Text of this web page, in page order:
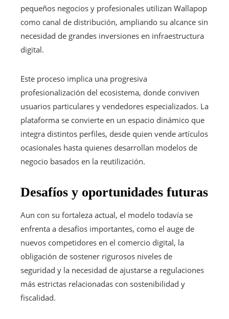
pequeños negocios y profesionales utilizan Wallapop
como canal de distribución, ampliando su alcance sin
necesidad de grandes inversiones en infraestructura
digital.
Este proceso implica una progresiva
profesionalización del ecosistema, donde conviven
usuarios particulares y vendedores especializados. La
plataforma se convierte en un espacio dinámico que
integra distintos perfiles, desde quien vende artículos
ocasionales hasta quienes desarrollan modelos de
negocio basados en la reutilización.
Desafíos y oportunidades futuras
Aun con su fortaleza actual, el modelo todavía se
enfrenta a desafíos importantes, como el auge de
nuevos competidores en el comercio digital, la
obligación de sostener rigurosos niveles de
seguridad y la necesidad de ajustarse a regulaciones
más estrictas relacionadas con sostenibilidad y
fiscalidad.